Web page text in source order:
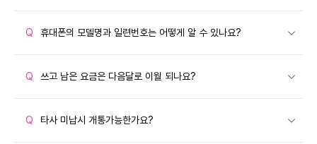
Q 휴대폰의 모델명과 일련번호는 어떻게 알 수 있나요?
Q 쓰고 남은 요금은 다음달로 이월 되나요?
Q 타사 미납시 개통가능한가요?